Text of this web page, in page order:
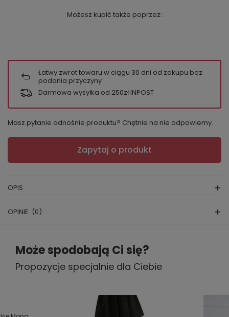
Możesz kupić także poprzez:
Łatwy zwrot towaru w ciągu 30 dni od zakupu bez
podania przyczyny
Darmowa wysyłka od 250zł INPOST
Masz pytanie odnośnie produktu? Chętnie na nie odpowiemy.
Zapytaj o produkt
OPIS
Rajstopy Cover
Skład:88% poliamid, 9% elastan, 3%
Grubość:60den
producent:
Vaneziana
OPINIE (0)
Napisz swoją opinię
Twoja ocena:
Może spodobają Ci się?
Propozycje specjalnie dla Ciebie